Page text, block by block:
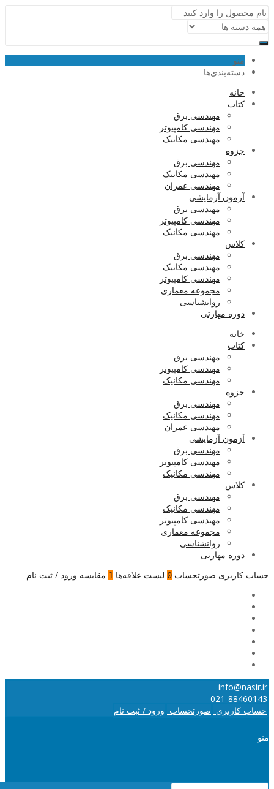
منو
دسته‌بندی‌ها
خانه
کتاب
مهندسی برق
مهندسی کامپیوتر
مهندسی مکانیک
جزوه
مهندسی برق
مهندسی مکانیک
مهندسی عمران
آزمون آزمایشی
مهندسی برق
مهندسی کامپیوتر
مهندسی مکانیک
کلاس
مهندسی برق
مهندسی مکانیک
مهندسی کامپیوتر
مجموعه معماری
روانشناسی
دوره مهارتی
خانه
کتاب
مهندسی برق
مهندسی کامپیوتر
مهندسی مکانیک
جزوه
مهندسی برق
مهندسی مکانیک
مهندسی عمران
آزمون آزمایشی
مهندسی برق
مهندسی کامپیوتر
مهندسی مکانیک
کلاس
مهندسی برق
مهندسی مکانیک
مهندسی کامپیوتر
مجموعه معماری
روانشناسی
دوره مهارتی
حساب کاربری صورتحساب 0 لیست علاقه‌ها 1 مقایسه ورود / ثبت نام
info@nasir.ir
021-88460143
حساب کاربری صورتحساب ورود / ثبت نام
منو